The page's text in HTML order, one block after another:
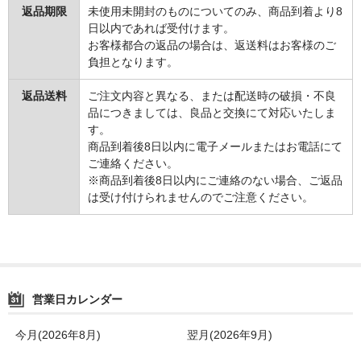
返品期限
未使用未開封のものについてのみ、商品到着より8
日以内であれば受付けます。
お客様都合の返品の場合は、返送料はお客様のご
負担となります。
返品送料
ご注文内容と異なる、または配送時の破損・不良
品につきましては、良品と交換にて対応いたしま
す。
商品到着後8日以内に電子メールまたはお電話にて
ご連絡ください。
※商品到着後8日以内にご連絡のない場合、ご返品
は受け付けられませんのでご注意ください。
営業日カレンダー
今月(2026年8月) 翌月(2026年9月)